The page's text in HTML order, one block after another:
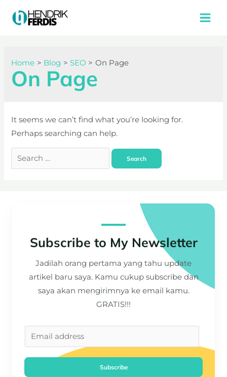
Home Blog SEO On Page
On Page
It seems we can’t find what you’re looking for.
Perhaps searching can help.
Subscribe to My Newsletter
Jadilah orang pertama yang tahu update
artikel baru saya. Kamu cukup subscribe dan
saya akan mengirimnya ke email kamu.
GRATIS!!!
Subscribe